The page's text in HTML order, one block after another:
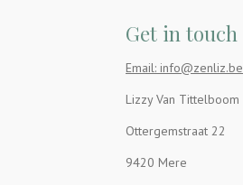
Get in touch
Email: info@zenliz.be
Lizzy Van Tittelboom
Ottergemstraat 22
9420 Mere